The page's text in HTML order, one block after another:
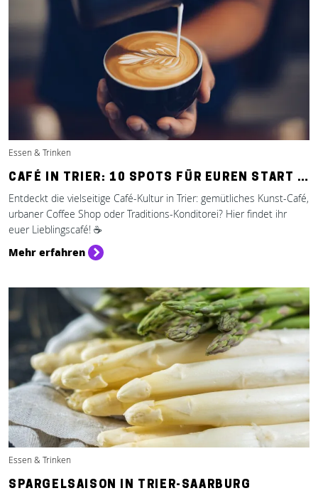
Essen & Trinken
CAFÉ IN TRIER: 10 SPOTS FÜR EUREN START …
Entdeckt die vielseitige Café-Kultur in Trier: gemütliches Kunst-Café,
urbaner Coffee Shop oder Traditions-Konditorei? Hier findet ihr
euer Lieblingscafé! ☕️
Mehr erfahren
Essen & Trinken
SPARGELSAISON IN TRIER-SAARBURG